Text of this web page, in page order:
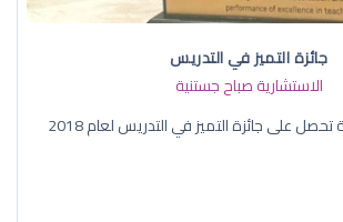
جائزة التميز في التدريس
الاستشارية صباح جستنية
على جائزة التميز في التدريس لعام 2018